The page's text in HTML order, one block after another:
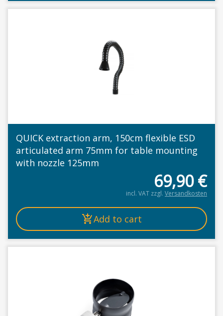
QUICK extraction arm, 150cm flexible ESD
articulated arm 75mm for table mounting
with nozzle 125mm
69,90€
incl. VAT zzgl. Versandkosten
Add to cart